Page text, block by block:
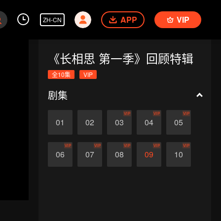
ZH-CN APP VIP
《长相思 第一季》回顾特辑
全10集 VIP
剧集
01 02 03
VIP
04
VIP
05
VIP
06
VIP
07
VIP
08
VIP
09
VIP
10
VIP